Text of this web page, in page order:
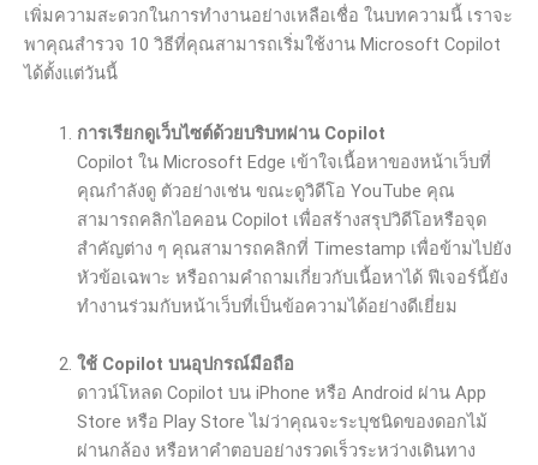
เพิ่มความสะดวกในการทำงานอย่างเหลือเชื่อ ในบทความนี้ เราจะ
พาคุณสำรวจ 10 วิธีที่คุณสามารถเริ่มใช้งาน Microsoft Copilot
ได้ตั้งแต่วันนี้
การเรียกดูเว็บไซต์ด้วยบริบทผ่านCopilot
Copilot ใน Microsoft Edge เข้าใจเนื้อหาของหน้าเว็บที่
คุณกำลังดู ตัวอย่างเช่น ขณะดูวิดีโอ YouTube คุณ
สามารถคลิกไอคอน Copilot เพื่อสร้างสรุปวิดีโอหรือจุด
สำคัญต่าง ๆ คุณสามารถคลิกที่ Timestamp เพื่อข้ามไปยัง
หัวข้อเฉพาะ หรือถามคำถามเกี่ยวกับเนื้อหาได้ ฟีเจอร์นี้ยัง
ทำงานร่วมกับหน้าเว็บที่เป็นข้อความได้อย่างดีเยี่ยม
ใช้Copilot บนอุปกรณ์มือถือ
ดาวน์โหลด Copilot บน iPhone หรือ Android ผ่าน App
Store หรือ Play Store ไม่ว่าคุณจะระบุชนิดของดอกไม้
ผ่านกล้อง หรือหาคำตอบอย่างรวดเร็วระหว่างเดินทาง